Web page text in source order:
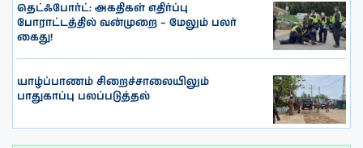
தெட்ஃபோர்ட்: அகதிகள் எதிர்ப்பு
போராட்டத்தில் வன்முறை – மேலும் பலர்
கைது!
யாழ்ப்பாணம் சிறைச்சாலையிலும்
பாதுகாப்பு பலப்படுத்தல்